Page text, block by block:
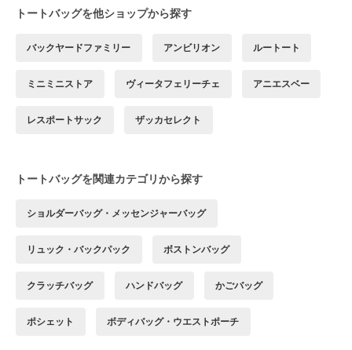
トートバッグを他ショップから探す
バックヤードファミリー アンビリオン ルートート
ミニミニストア ヴィータフェリーチェ アニエスベー
レスポートサック ザッカセレクト
トートバッグを関連カテゴリから探す
ショルダーバッグ・メッセンジャーバッグ
リュック・バックパック ボストンバッグ
クラッチバッグ ハンドバッグ かごバッグ
ポシェット ボディバッグ・ウエストポーチ